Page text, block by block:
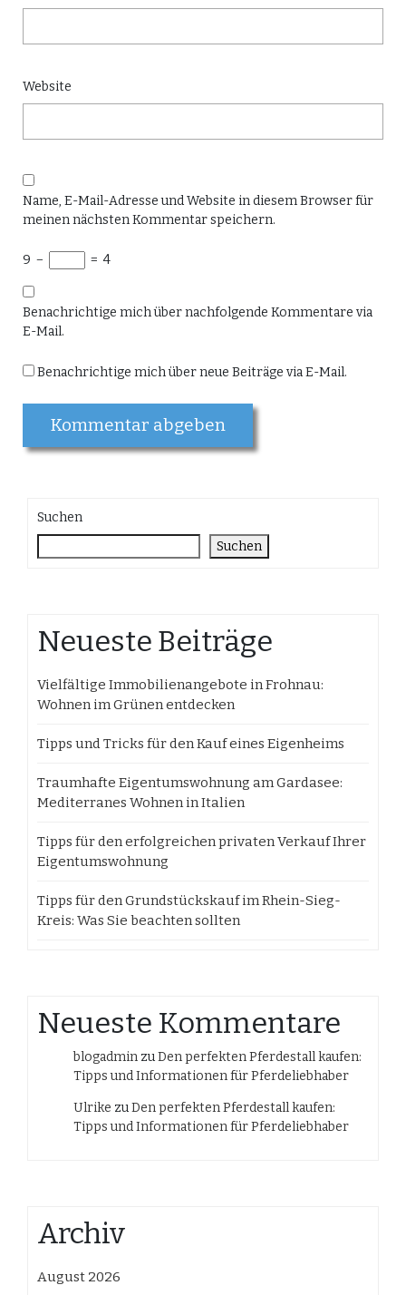
Website
Name, E-Mail-Adresse und Website in diesem Browser für
meinen nächsten Kommentar speichern.
9 − = 4
Benachrichtige mich über nachfolgende Kommentare via
E-Mail.
Benachrichtige mich über neue Beiträge via E-Mail.
Suchen
Suchen
Neueste Beiträge
Vielfältige Immobilienangebote in Frohnau:
Wohnen im Grünen entdecken
Tipps und Tricks für den Kauf eines Eigenheims
Traumhafte Eigentumswohnung am Gardasee:
Mediterranes Wohnen in Italien
Tipps für den erfolgreichen privaten Verkauf Ihrer
Eigentumswohnung
Tipps für den Grundstückskauf im Rhein-Sieg-
Kreis: Was Sie beachten sollten
Neueste Kommentare
blogadmin zuDen perfekten Pferdestall kaufen:
Tipps und Informationen für Pferdeliebhaber
Ulrike zuDen perfekten Pferdestall kaufen:
Tipps und Informationen für Pferdeliebhaber
Archiv
August 2026